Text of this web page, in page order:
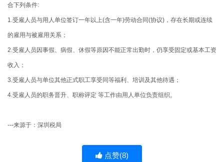
合下列条件:
1.受雇人员与用人单位签订一年以上(含一年)劳动合同(协议)，存在长期或连续
的雇用与被雇用关系；
2.受雇人员因事假、病假、休假等原因不能正常出勤时，仍享受固定或基本工资
收入；
3.受雇人员与单位其他正式职工享受同等福利、培训及其他待遇；
4.受雇人员的职务晋升、职称评定 等工作由用人单位负责组织。
---来源于：深圳税局
点赞(8)